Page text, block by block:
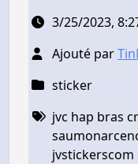
3/25/2023,
Ajouté par
sticker
jvc hap bras
jvstickerscom